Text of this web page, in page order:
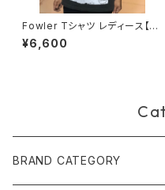
Fowler Tシャツ レディース【sa
mba remedio】
¥6,600
BRAND CATEGORY